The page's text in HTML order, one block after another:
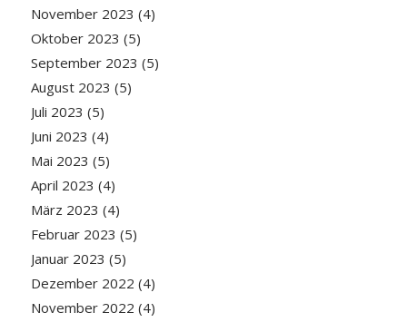
November 2023 (4)
Oktober 2023 (5)
September 2023 (5)
August 2023 (5)
Juli 2023 (5)
Juni 2023 (4)
Mai 2023 (5)
April 2023 (4)
März 2023 (4)
Februar 2023 (5)
Januar 2023 (5)
Dezember 2022 (4)
November 2022 (4)